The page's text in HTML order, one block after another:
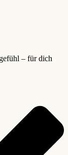
– für dich